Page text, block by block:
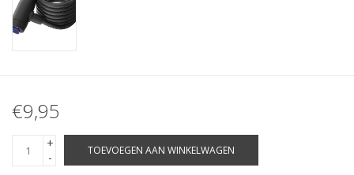
€9,95
+
-
TOEVOEGEN AAN WINKELWAGEN